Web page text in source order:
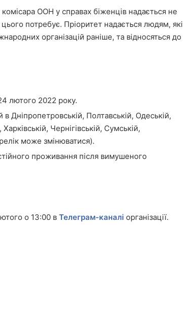
ООН у справах біженців надається не
потребує. Пріоритет надається людям, які
організацій раніше, та відносяться до
лютого 2022 року.
Дніпропетровській, Полтавській, Одеській,
Чернігівській, Сумській,
може змінюватися).
проживання після вимушеного
о 13:00 в Телеграм-каналі організації.